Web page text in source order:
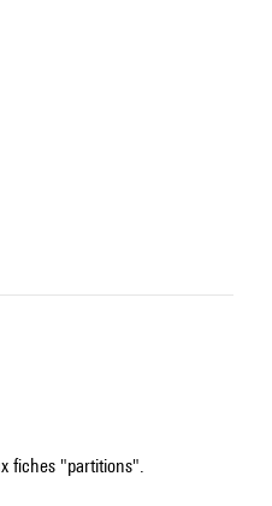
fiches "partitions".